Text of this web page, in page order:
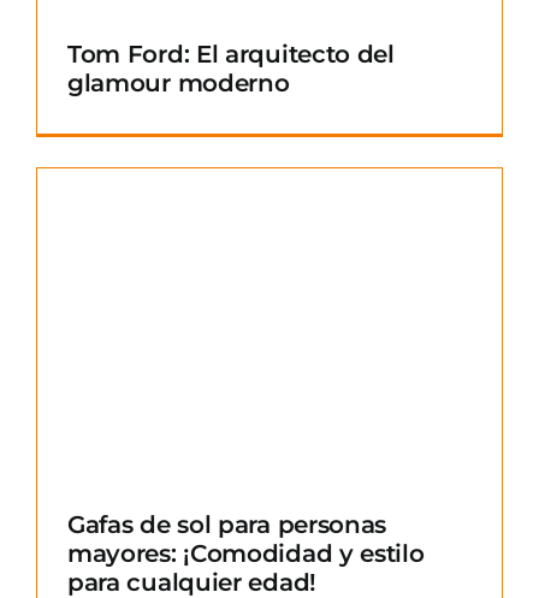
Tom Ford: El arquitecto del
glamour moderno
Gafas de sol para personas
mayores: ¡Comodidad y estilo
para cualquier edad!